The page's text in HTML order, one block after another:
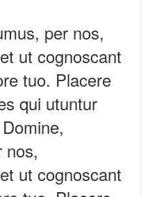
per nos,
ut cognoscant
tuo. Placere
qui utuntur
nos,
ut cognoscant